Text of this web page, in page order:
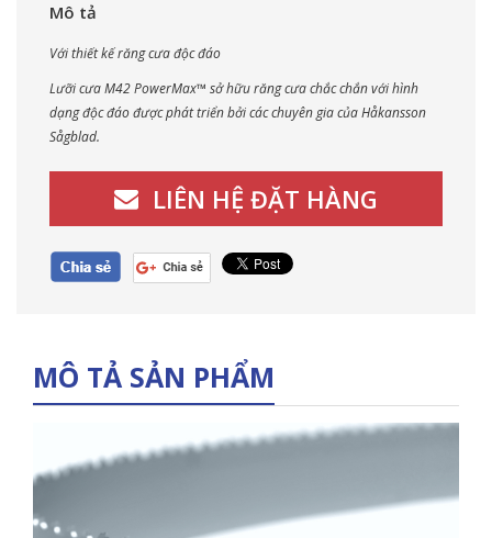
Mô tả
Với thiết kế răng cưa độc đáo
Lưỡi cưa M42 PowerMax™ sở hữu răng cưa chắc chắn với hình
dạng độc đáo được phát triển bởi các chuyên gia của Håkansson
Sågblad.
LIÊN HỆ ĐẶT HÀNG
MÔ TẢ SẢN PHẨM